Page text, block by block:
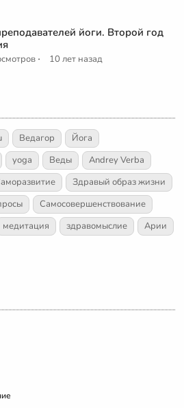
йоги. Второй год
· 10 лет назад
Ведагор
Йога
yoga Веды
Andrey Verba
Здравый образ жизни
Самосовершенствование
медитация здравомыслие
Арии